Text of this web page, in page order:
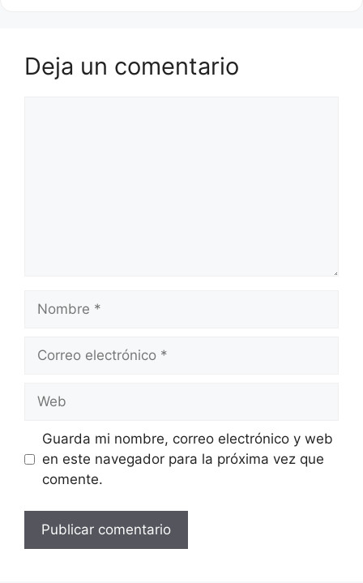
Deja un comentario
Nombre
Correo
Web
Guarda mi nombre, correo electrónico y web
en este navegador para la próxima vez que
comente.